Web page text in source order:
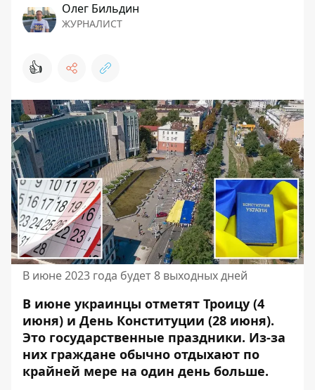
Олег Бильдин
ЖУРНАЛИСТ
👍
В июне 2023 года будет 8 выходных дней
В июне украинцы отметят Троицу (4
июня) и День Конституции (28 июня).
Это государственные праздники. Из-за
них граждане обычно отдыхают по
крайней мере на один день больше.